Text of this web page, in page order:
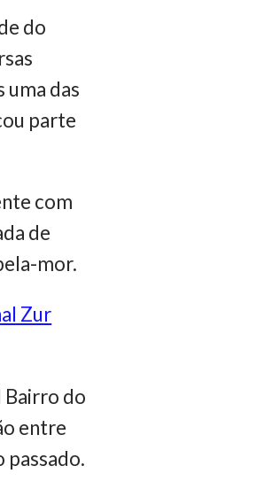
do
uma das
parte
com
de
mor.
Zur
Bairro do
entre
passado.